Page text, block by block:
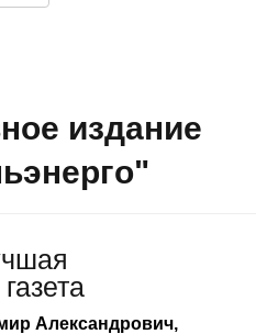
издание
Александрович,